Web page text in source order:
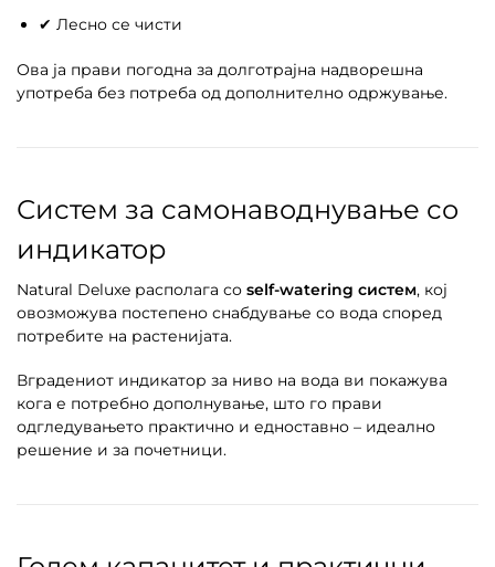
✔ Лесно се чисти
Ова ја прави погодна за долготрајна надворешна
употреба без потреба од дополнително одржување.
Систем за самонаводнување со
индикатор
Natural Deluxe располага со self-watering систем, кој
овозможува постепено снабдување со вода според
потребите на растенијата.
Вградениот индикатор за ниво на вода ви покажува
кога е потребно дополнување, што го прави
одгледувањето практично и едноставно – идеално
решение и за почетници.